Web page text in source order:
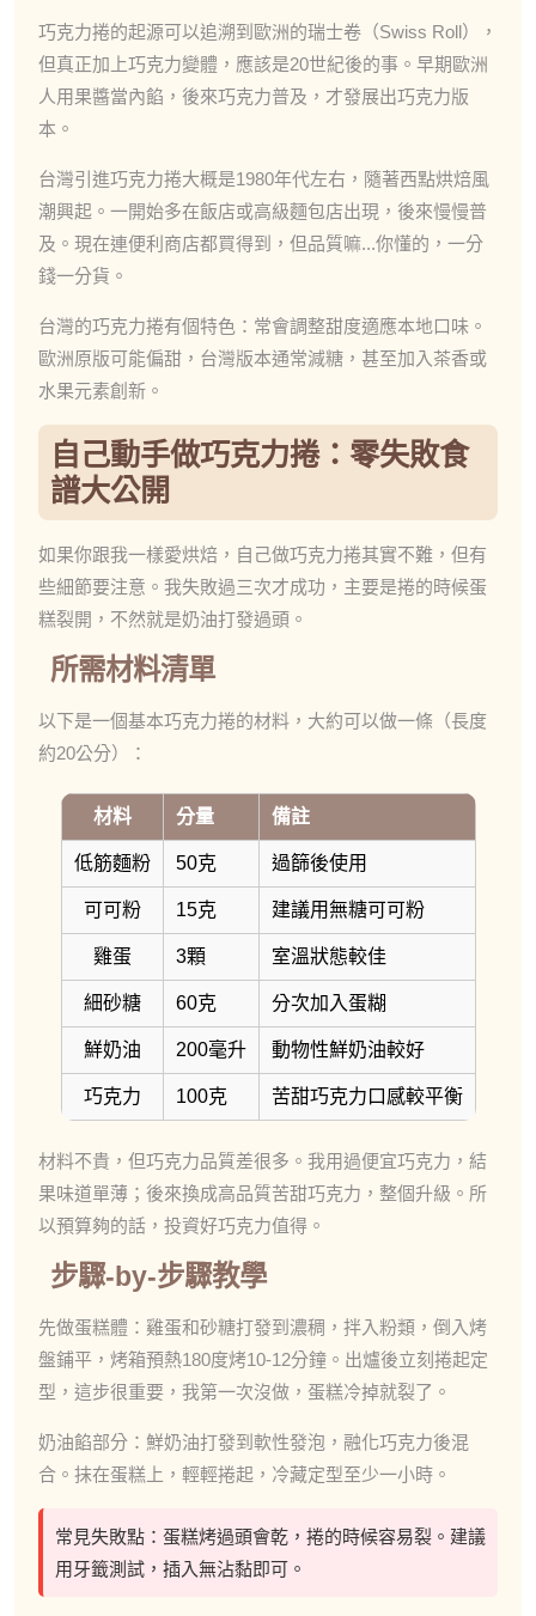
巧克力捲的起源可以追溯到歐洲的瑞士卷（Swiss Roll），
但真正加上巧克力變體，應該是20世紀後的事。早期歐洲
人用果醬當內餡，後來巧克力普及，才發展出巧克力版
本。
台灣引進巧克力捲大概是1980年代左右，隨著西點烘焙風
潮興起。一開始多在飯店或高級麵包店出現，後來慢慢普
及。現在連便利商店都買得到，但品質嘛...你懂的，一分
錢一分貨。
台灣的巧克力捲有個特色：常會調整甜度適應本地口味。
歐洲原版可能偏甜，台灣版本通常減糖，甚至加入茶香或
水果元素創新。
自己動手做巧克力捲：零失敗食
譜大公開
如果你跟我一樣愛烘焙，自己做巧克力捲其實不難，但有
些細節要注意。我失敗過三次才成功，主要是捲的時候蛋
糕裂開，不然就是奶油打發過頭。
所需材料清單
以下是一個基本巧克力捲的材料，大約可以做一條（長度
約20公分）：
材料 分量 備註
低筋麵粉 50克 過篩後使用
可可粉 15克 建議用無糖可可粉
雞蛋 3顆 室溫狀態較佳
細砂糖 60克 分次加入蛋糊
鮮奶油 200毫升 動物性鮮奶油較好
巧克力 100克 苦甜巧克力口感較平衡
材料不貴，但巧克力品質差很多。我用過便宜巧克力，結
果味道單薄；後來換成高品質苦甜巧克力，整個升級。所
以預算夠的話，投資好巧克力值得。
步驟-by-步驟教學
先做蛋糕體：雞蛋和砂糖打發到濃稠，拌入粉類，倒入烤
盤鋪平，烤箱預熱180度烤10-12分鐘。出爐後立刻捲起定
型，這步很重要，我第一次沒做，蛋糕冷掉就裂了。
奶油餡部分：鮮奶油打發到軟性發泡，融化巧克力後混
合。抹在蛋糕上，輕輕捲起，冷藏定型至少一小時。
常見失敗點：蛋糕烤過頭會乾，捲的時候容易裂。建議
用牙籤測試，插入無沾黏即可。